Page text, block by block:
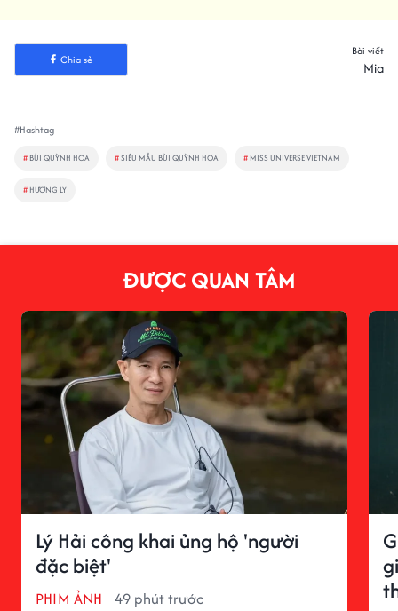
Chia sẻ
Bài viết
Mia
#Hashtag
# BÙI QUỲNH HOA #SIÊU MẪU BÙI QUỲNH HOA # MISS UNIVERSE VIETNAM
# HƯƠNG LY
ĐƯỢC QUAN TÂM
Lý Hải công khai ủng hộ 'người
đặc biệt'
PHIM ẢNH 49 phút trước